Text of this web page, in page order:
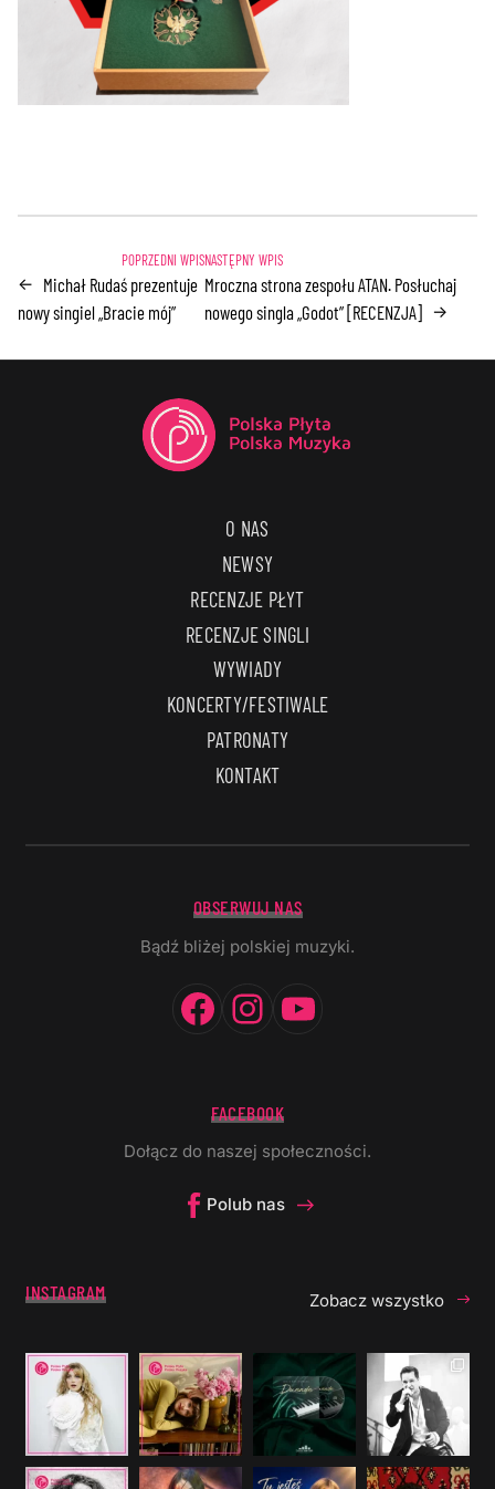
← Michał Rudaś prezentuje
nowy singiel „Bracie mój”
Mroczna strona zespołu ATAN. Posłuchaj
nowego singla „Godot” [RECENZJA] →
O NAS
NEWSY
RECENZJE PŁYT
RECENZJE SINGLI
WYWIADY
KONCERTY/FESTIWALE
PATRONATY
KONTAKT
OBSERWUJ NAS
Bądź bliżej polskiej muzyki.
Facebook
Instagram
FACEBOOK
Dołącz do naszej społeczności.
Polub nas
INSTAGRAM Zobacz wszystko